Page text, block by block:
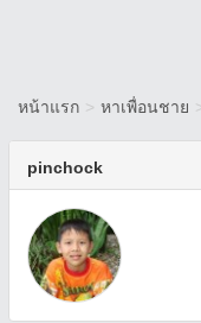
หน้าแรก > หาเพื่อนชาย
pinchock